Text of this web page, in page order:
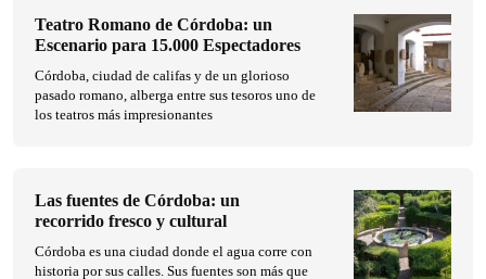
Teatro Romano de Córdoba: un
Escenario para 15.000 Espectadores
Córdoba, ciudad de califas y de un glorioso
pasado romano, alberga entre sus tesoros uno de
los teatros más impresionantes
Las fuentes de Córdoba: un
recorrido fresco y cultural
Córdoba es una ciudad donde el agua corre con
historia por sus calles. Sus fuentes son más que